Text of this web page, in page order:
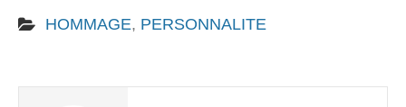
HOMMAGE, PERSONNALITE